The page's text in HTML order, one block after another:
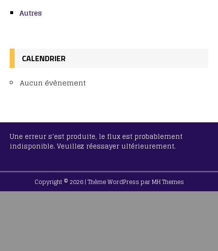
Autres
CALENDRIER
Aucun évènement
Une erreur s’est produite, le flux est probablement
indisponible. Veuillez réessayer ultérieurement.
Copyright © 2026 | Thème WordPress parMH Themes